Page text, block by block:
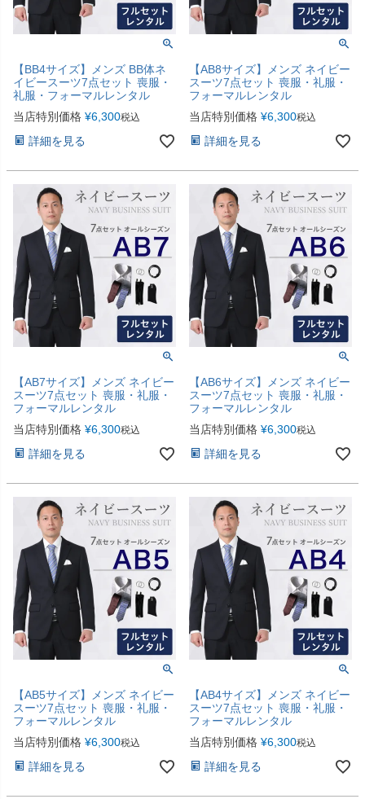
【BB4サイズ】メンズ BB体ネ
イビースーツ7点セット 喪服・
礼服・フォーマルレンタル
当店特別価格 ¥6,300税込
詳細を見る
【AB8サイズ】メンズ ネイビー
スーツ7点セット 喪服・礼服・
フォーマルレンタル
当店特別価格 ¥6,300税込
詳細を見る
【AB7サイズ】メンズ ネイビー
スーツ7点セット 喪服・礼服・
フォーマルレンタル
当店特別価格 ¥6,300税込
詳細を見る
【AB6サイズ】メンズ ネイビー
スーツ7点セット 喪服・礼服・
フォーマルレンタル
当店特別価格 ¥6,300税込
詳細を見る
【AB5サイズ】メンズ ネイビー
スーツ7点セット 喪服・礼服・
フォーマルレンタル
当店特別価格 ¥6,300税込
詳細を見る
【AB4サイズ】メンズ ネイビー
スーツ7点セット 喪服・礼服・
フォーマルレンタル
当店特別価格 ¥6,300税込
詳細を見る